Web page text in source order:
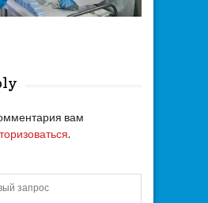
вам
.